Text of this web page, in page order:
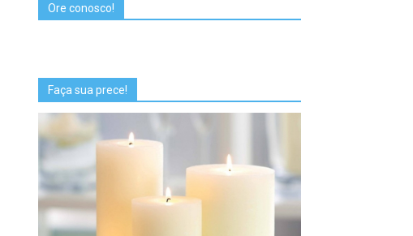
Ore conosco!
Faça sua prece!